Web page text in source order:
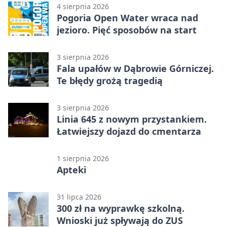
4 sierpnia 2026
Pogoria Open Water wraca nad
jezioro. Pięć sposobów na start
3 sierpnia 2026
Fala upałów w Dąbrowie Górniczej.
Te błędy grożą tragedią
3 sierpnia 2026
Linia 645 z nowym przystankiem.
Łatwiejszy dojazd do cmentarza
1 sierpnia 2026
Apteki
31 lipca 2026
300 zł na wyprawkę szkolną.
Wnioski już spływają do ZUS